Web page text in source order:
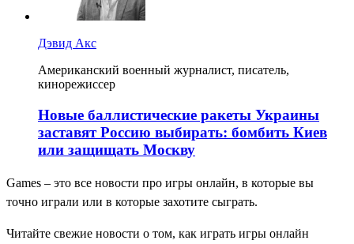
Дэвид Акс
Американский военный журналист, писатель,
кинорежиссер
Новые баллистические ракеты Украины
заставят Россию выбирать: бомбить Киев
или защищать Москву
Games – это все новости про игры онлайн, в которые вы
точно играли или в которые захотите сыграть.
Читайте свежие новости о том, как играть игры онлайн